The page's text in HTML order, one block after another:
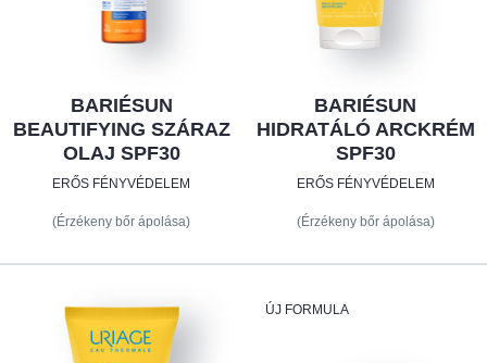
BARIÉSUN
BEAUTIFYING SZÁRAZ
OLAJ SPF30
ERŐS FÉNYVÉDELEM
(Érzékeny bőr ápolása)
BARIÉSUN
HIDRATÁLÓ ARCKRÉM
SPF30
ERŐS FÉNYVÉDELEM
(Érzékeny bőr ápolása)
ÚJ FORMULA